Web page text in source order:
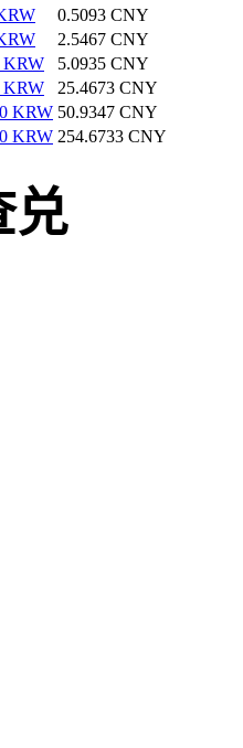
0.5093 CNY
2.5467 CNY
KRW
5.0935 CNY
KRW
25.4673 CNY
KRW 50.9347 CNY
KRW 254.6733 CNY
兑